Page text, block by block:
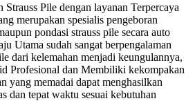
Pile dengan layanan Terpercaya
merupakan spesialis pengeboran
pondasi strauss pile secara auto
Utama sudah sangat berpengalaman
dari kelemahan menjadi keungulannya,
Profesional dan Membiliki kekompakan
yang memadai dapat menghasilkan
dan tepat waktu sesuai kebutuhan